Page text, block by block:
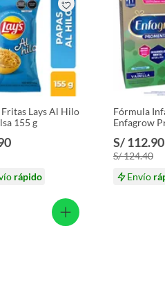
Fritas Lays Al Hilo
155 g
rápido
Fórmula
Enfagrow
Preescolar
1.1 Kg
S/ 112.90
S/ 124.40
Envío